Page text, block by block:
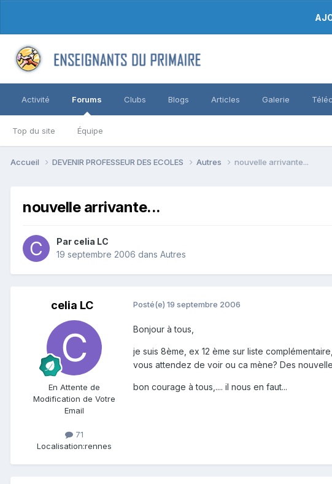
Activité Forums
Top du site Équipe
Clubs Blogs Articles Galerie
Accueil DEVENIR PROFESSEUR DES ECOLES Autres nouvelle arrivante...
nouvelle arrivante...
Par celia LC
19 septembre 2006 dans Autres
celia LC
En Attente de
Modification de Votre
Email
71
Localisation:rennes
Posté(e) 19 septembre 2006
Bonjour à tous,
je suis 8ème, ex 12 ème sur liste
vous attendez de voir ou ca mène? Des
bon courage à tous,.... il nous en faut...